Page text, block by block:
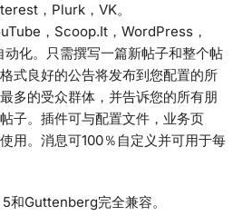
，Plurk，VK。
，Scoop.It，WordPress，
化。只需撰写一篇新帖子和整个帖
式良好的公告将发布到您配置的所
多的受众群体，并告诉您的所有朋
子。插件可与配置文件，业务页
用。消息可100％自定义并可用于每
和Guttenberg完全兼容。